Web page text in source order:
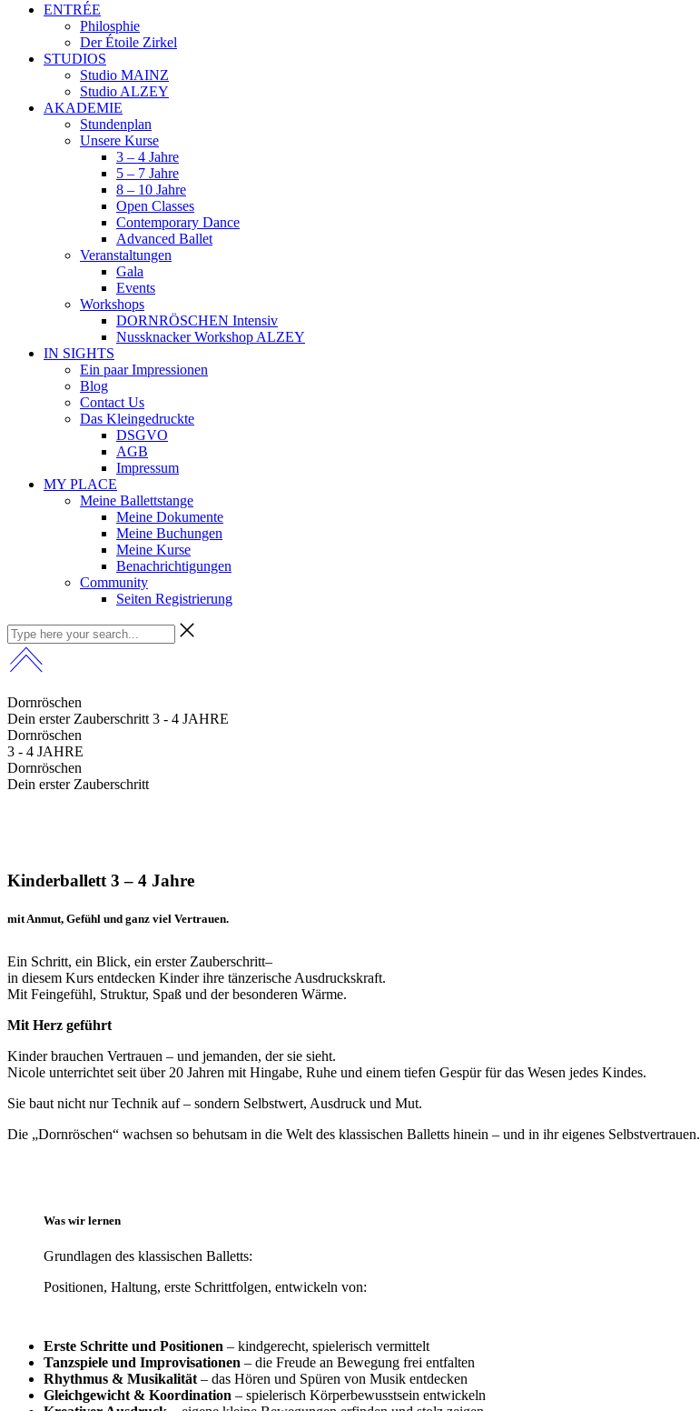
ENTRÉE
Philosphie
Der Étoile Zirkel
STUDIOS
Studio MAINZ
Studio ALZEY
AKADEMIE
Stundenplan
Unsere Kurse
3 – 4 Jahre
5 – 7 Jahre
8 – 10 Jahre
Open Classes
Contemporary Dance
Advanced Ballet
Veranstaltungen
Gala
Events
Workshops
DORNRÖSCHEN Intensiv
Nussknacker Workshop ALZEY
IN SIGHTS
Ein paar Impressionen
Blog
Contact Us
Das Kleingedruckte
DSGVO
AGB
Impressum
MY PLACE
Meine Ballettstange
Meine Dokumente
Meine Buchungen
Meine Kurse
Benachrichtigungen
Community
Seiten Registrierung
Dornröschen
Dein erster Zauberschritt 3 - 4 JAHRE
Dornröschen
3 - 4 JAHRE
Dornröschen
Dein erster Zauberschritt
Kinderballett 3 – 4 Jahre
mit Anmut, Gefühl und ganz viel Vertrauen.
Ein Schritt, ein Blick, ein erster Zauberschritt–
in diesem Kurs entdecken Kinder ihre tänzerische Ausdruckskraft.
Mit Feingefühl, Struktur, Spaß und der besonderen Wärme.
Mit Herz geführt
Kinder brauchen Vertrauen – und jemanden, der sie sieht.
Nicole unterrichtet seit über 20 Jahren mit Hingabe, Ruhe und einem tiefen Gespür für das Wesen jedes Kindes.
Sie baut nicht nur Technik auf – sondern Selbstwert, Ausdruck und Mut.
Die „Dornröschen“ wachsen so behutsam in die Welt des klassischen Balletts hinein – und in ihr eigenes Selbstvertrauen.
Was wir lernen
Grundlagen des klassischen Balletts:
Positionen, Haltung, erste Schrittfolgen, entwickeln von:
Erste Schritte und Positionen – kindgerecht, spielerisch vermittelt
Tanzspiele und Improvisationen – die Freude an Bewegung frei entfalten
Rhythmus & Musikalität – das Hören und Spüren von Musik entdecken
Gleichgewicht & Koordination – spielerisch Körperbewusstsein entwickeln